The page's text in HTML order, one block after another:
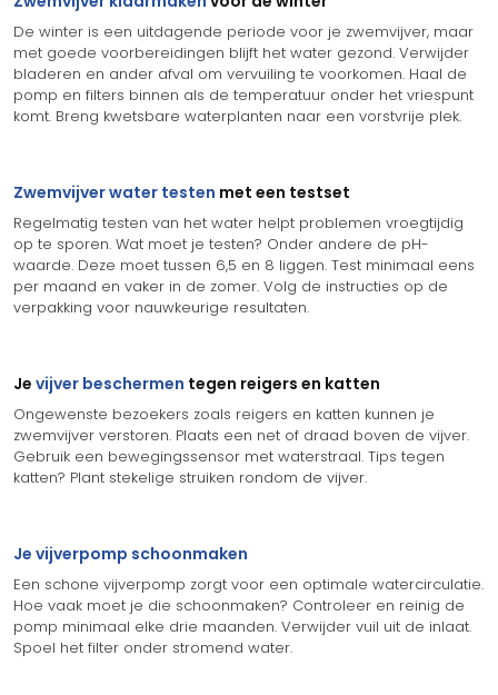
De winter is een uitdagende periode voor je zwemvijver, maar
met goede voorbereidingen blijft het water gezond. Verwijder
bladeren en ander afval om vervuiling te voorkomen. Haal de
pomp en filters binnen als de temperatuur onder het vriespunt
komt. Breng kwetsbare waterplanten naar een vorstvrije plek.
Zwemvijver water testen met een testset
Regelmatig testen van het water helpt problemen vroegtijdig
op te sporen. Wat moet je testen? Onder andere de pH-
waarde. Deze moet tussen 6,5 en 8 liggen. Test minimaal eens
per maand en vaker in de zomer. Volg de instructies op de
verpakking voor nauwkeurige resultaten.
Je vijver beschermen tegen reigers en katten
Ongewenste bezoekers zoals reigers en katten kunnen je
zwemvijver verstoren. Plaats een net of draad boven de vijver.
Gebruik een bewegingssensor met waterstraal. Tips tegen
katten? Plant stekelige struiken rondom de vijver.
Je vijverpomp schoonmaken
Een schone vijverpomp zorgt voor een optimale watercirculatie.
Hoe vaak moet je die schoonmaken? Controleer en reinig de
pomp minimaal elke drie maanden. Verwijder vuil uit de inlaat.
Spoel het filter onder stromend water.